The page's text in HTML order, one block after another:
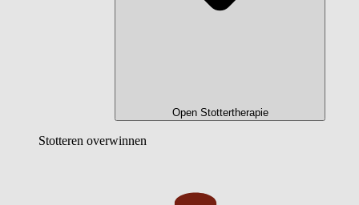
Open Stottertherapie
Stotteren overwinnen